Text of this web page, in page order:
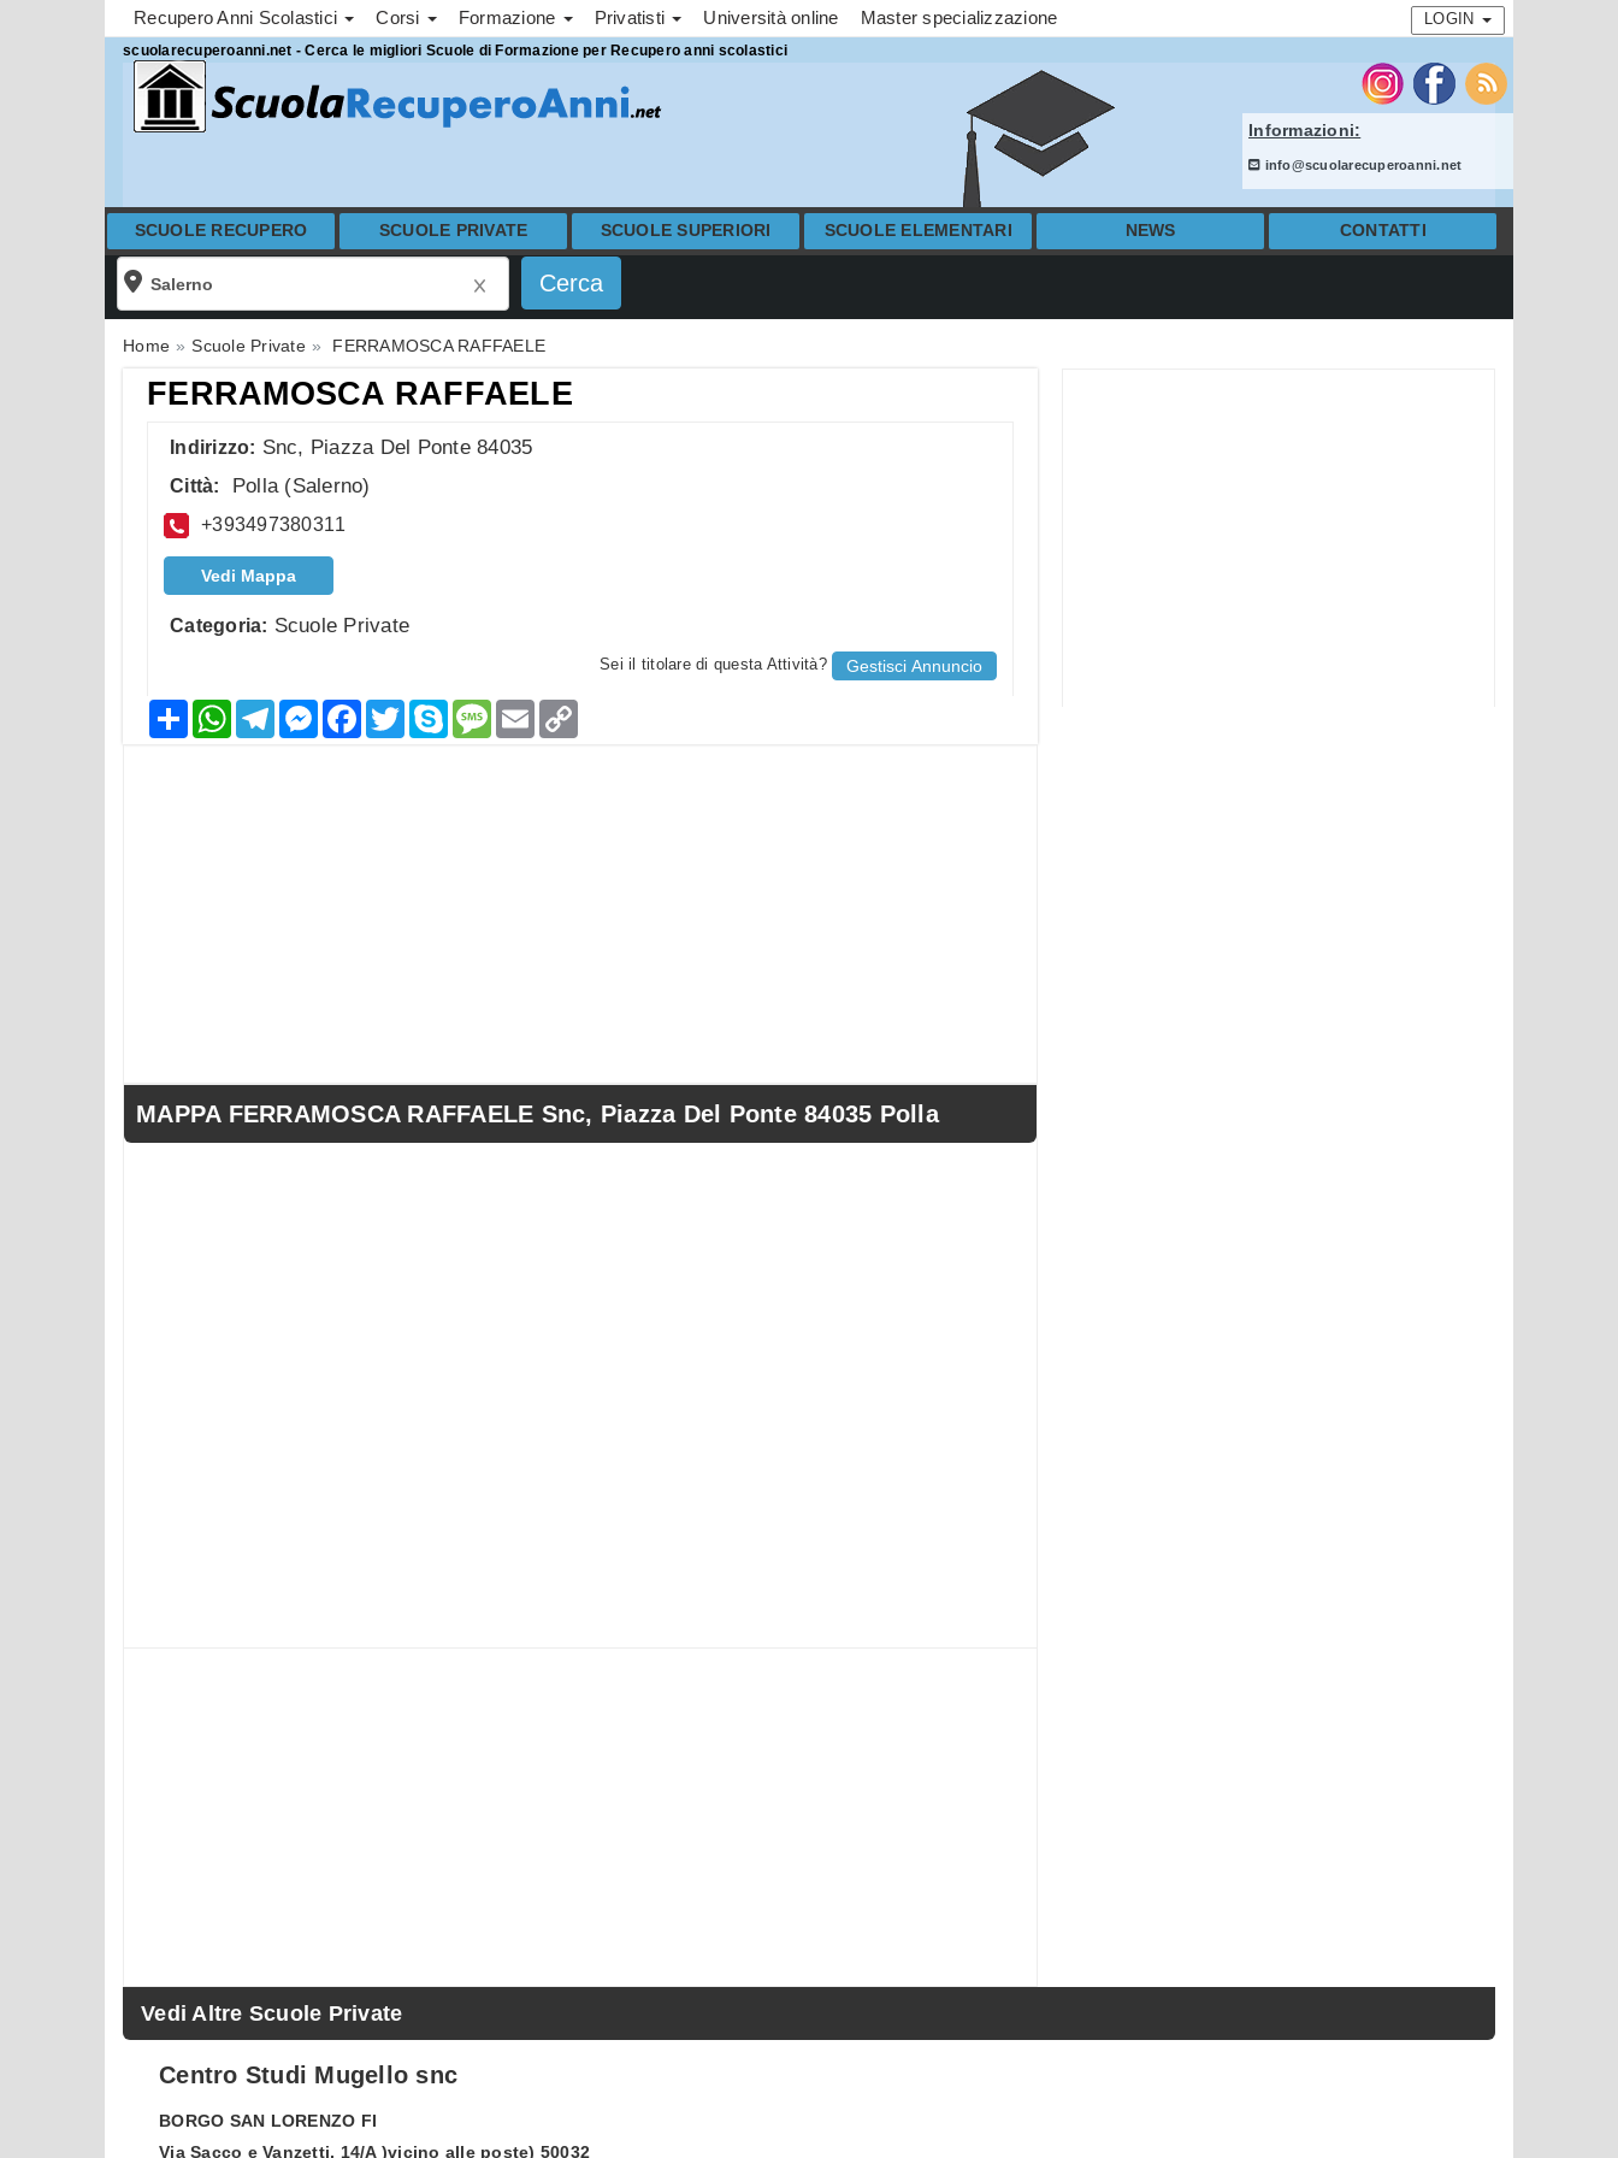
Recupero Anni Scolastici Corsi Formazione Privatisti Università online Master specializzazione LOGIN
scuolarecuperoanni.net - Cerca le migliori Scuole di Formazione per Recupero anni scolastici
Informazioni:
info@scuolarecuperoanni.net
SCUOLE RECUPERO SCUOLE PRIVATE SCUOLE SUPERIORI SCUOLE ELEMENTARI NEWS CONTATTI
Home Scuole Private FERRAMOSCA RAFFAELE
FERRAMOSCA RAFFAELE
Indirizzo: Snc, Piazza Del Ponte 84035
Città: Polla (Salerno)
+393497380311
Vedi Mappa
Categoria: Scuole Private
Sei il titolare di questa Attività? Gestisci Annuncio
CondividiWhatsAppTelegramMessenger
Facebook
TwitterSkypeMessage
Email
MAPPA FERRAMOSCA RAFFAELE Snc, Piazza Del Ponte 84035 Polla
Vedi Altre Scuole Private
Centro Studi Mugello snc
BORGO SAN LORENZO FI
Via Sacco e Vanzetti, 14/A )vicino alle poste) 50032